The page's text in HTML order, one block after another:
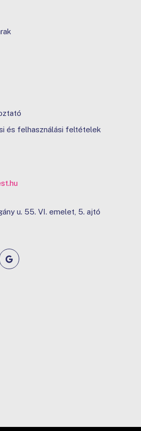
és felhasználási feltételek
u. 55. VI. emelet, 5. ajtó